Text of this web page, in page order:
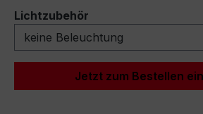
Lichtzubehör
Jetzt zum Bestellen